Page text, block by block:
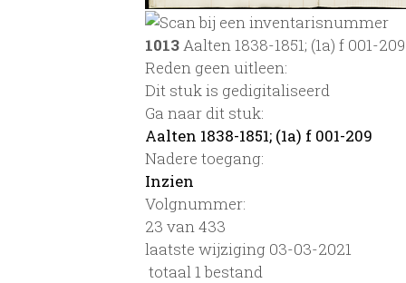
1013Aalten 1838-1851; (1a) f 001-209
Reden geen uitleen:
Dit stuk is gedigitaliseerd
Ga naar dit stuk:
Aalten 1838-1851; (1a) f 001-209
Nadere toegang:
Inzien
Volgnummer:
23 van 433
laatste wijziging 03-03-2021
totaal 1 bestand